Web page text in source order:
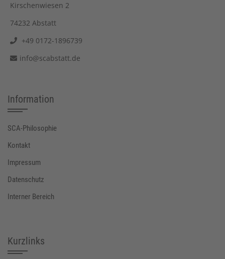
Kirschenwiesen 2
74232 Abstatt
+49 0172-1896739
info@scabstatt.de
Information
SCA-Philosophie
Kontakt
Impressum
Datenschutz
Interner Bereich
Kurzlinks